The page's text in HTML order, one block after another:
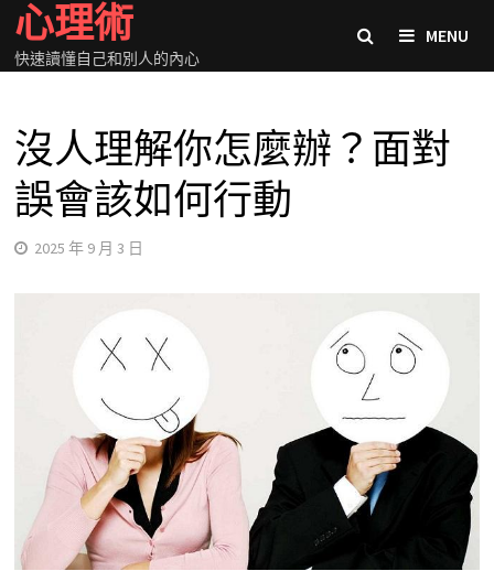
Skip
content
心理術
快速讀懂自己和別人的內心
MENU
沒人理解你怎麼辦？面對
誤會該如何行動
2025 年 9 月 3 日